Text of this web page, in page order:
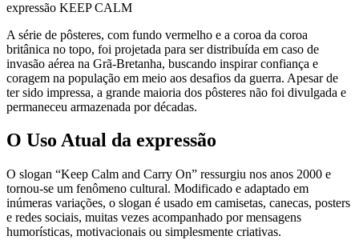
A série de pôsteres, com fundo vermelho e a coroa da coroa
britânica no topo, foi projetada para ser distribuída em caso de
invasão aérea na Grã-Bretanha, buscando inspirar confiança e
coragem na população em meio aos desafios da guerra. Apesar de
ter sido impressa, a grande maioria dos pôsteres não foi divulgada e
permaneceu armazenada por décadas.
O Uso Atual da expressão
O slogan “Keep Calm and Carry On” ressurgiu nos anos 2000 e
tornou-se um fenômeno cultural. Modificado e adaptado em
inúmeras variações, o slogan é usado em camisetas, canecas, posters
e redes sociais, muitas vezes acompanhado por mensagens
humorísticas, motivacionais ou simplesmente criativas.